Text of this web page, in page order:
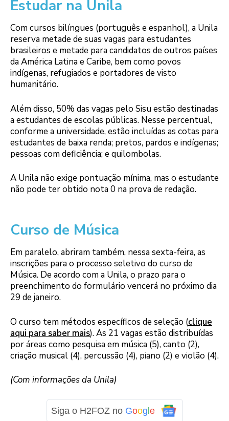
Estudar na Unila
Com cursos bilíngues (português e espanhol), a Unila
reserva metade de suas vagas para estudantes
brasileiros e metade para candidatos de outros países
da América Latina e Caribe, bem como povos
indígenas, refugiados e portadores de visto
humanitário.
Além disso, 50% das vagas pelo Sisu estão destinadas
a estudantes de escolas públicas. Nesse percentual,
conforme a universidade, estão incluídas as cotas para
estudantes de baixa renda; pretos, pardos e indígenas;
pessoas com deficiência; e quilombolas.
A Unila não exige pontuação mínima, mas o estudante
não pode ter obtido nota 0 na prova de redação.
Curso de Música
Em paralelo, abriram também, nessa sexta-feira, as
inscrições para o processo seletivo do curso de
Música. De acordo com a Unila, o prazo para o
preenchimento do formulário vencerá no próximo dia
29 de janeiro.
O curso tem métodos específicos de seleção (clique
aqui para saber mais). As 21 vagas estão distribuídas
por áreas como pesquisa em música (5), canto (2),
criação musical (4), percussão (4), piano (2) e violão (4).
(Com informações da Unila)
Siga o H2FOZ no Google